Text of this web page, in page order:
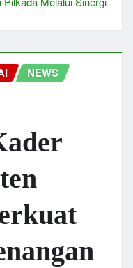
NEWS